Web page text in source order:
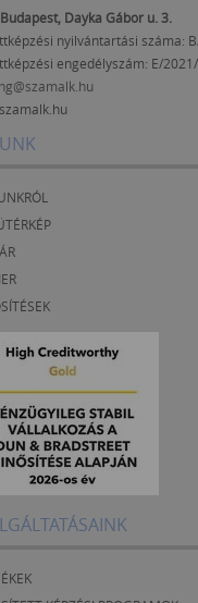
Dayka Gábor u. 3.
nyilvántartási száma:
engedélyszám: E/